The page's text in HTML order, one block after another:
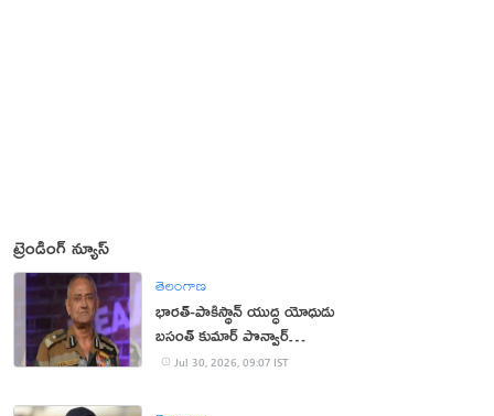
ట్రెండింగ్ న్యూస్
తెలంగాణ
భార‌త్‌-పాకిస్థాన్ యుద్ధ యోధుడు
బ‌సంత్ కుమార్ పొన్వార్‌
క‌న్నుమూత‌
Jul 30, 2026, 09:07 IST